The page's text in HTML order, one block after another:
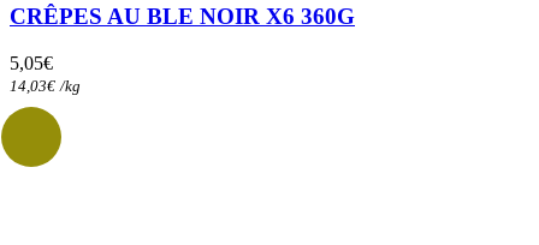
CRÊPES AU BLE NOIR X6 360G
5,05€
14,03€ /kg